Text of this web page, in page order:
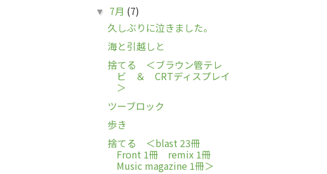
▼ 7月 (7)
久しぶりに泣きました。
海と引越しと
捨てる ＜ブラウン管テレ
ビ ＆ CRTディスプレイ
＞
ツーブロック
歩き
捨てる ＜blast 23冊
Front 1冊 remix 1冊
Music magazine 1冊＞